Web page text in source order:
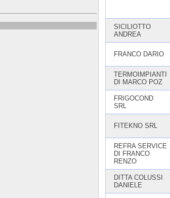
SICILIOTTO
ANDREA
FRANCO DARIO
TERMOIMPIANTI
DI MARCO POZ
FRIGOCOND
SRL
FITEKNO SRL
REFRA SERVICE
DI FRANCO
RENZO
DITTA COLUSSI
DANIELE